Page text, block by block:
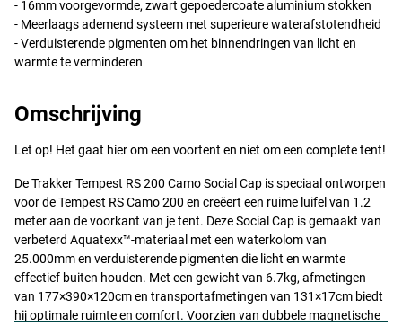
- 16mm voorgevormde, zwart gepoedercoate aluminium stokken
- Meerlaags ademend systeem met superieure waterafstotendheid
- Verduisterende pigmenten om het binnendringen van licht en
warmte te verminderen
Omschrijving
Let op! Het gaat hier om een voortent en niet om een complete tent!
De Trakker Tempest RS 200 Camo Social Cap is speciaal ontworpen
voor de Tempest RS Camo 200 en creëert een ruime luifel van 1.2
meter aan de voorkant van je tent. Deze Social Cap is gemaakt van
verbeterd Aquatexx™-materiaal met een waterkolom van
25.000mm en verduisterende pigmenten die licht en warmte
effectief buiten houden. Met een gewicht van 6.7kg, afmetingen
van 177×390×120cm en transportafmetingen van 131×17cm biedt
hij optimale ruimte en comfort. Voorzien van dubbele magnetische